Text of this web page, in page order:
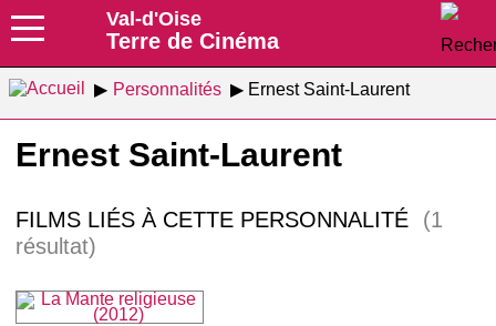
Val-d'Oise
Terre de Cinéma
Personnalités Ernest Saint-Laurent
Ernest Saint-Laurent
FILMS LIÉS À CETTE PERSONNALITÉ
(1
résultat)